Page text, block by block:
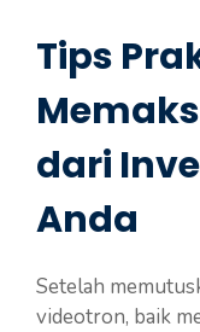
Tips
dari
Anda
Setelah
videotron, baik